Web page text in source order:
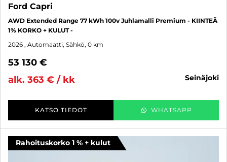
Ford Capri
AWD Extended Range 77 kWh 100v Juhlamalli Premium - KIINTEÄ
1% KORKO + KULUT -
2026 , Automaatti, Sähkö, 0 km
53 130 €
alk. 363 € / kk
seinäjoki
KATSO TIEDOT WHATSAPP
Rahoituskorko 1 % + kulut